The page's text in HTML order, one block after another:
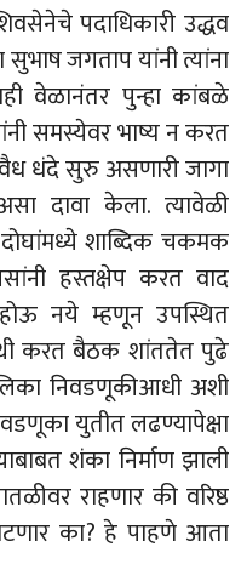
पदाधिकारी उद्धव
जगताप यांनी त्यांना
वेळानंतर पुन्हा कांबळे
समस्येवर भाष्य न करत
धंदे सुरु असणारी जागा
दावा केला. त्यावेळी
दोघांमध्ये शाब्दिक चकमक
हस्तक्षेप करत वाद
होऊ नये म्हणून उपस्थित
करत बैठक शांततेत पुढे
निवडणूकीआधी अशी
युतीत लढण्यापेक्षा
शंका निर्माण झाली
राहणार की वरिष्ठ
का? हे पाहणे आता